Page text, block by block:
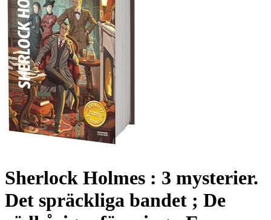
Sherlock Holmes : 3 mysterier.
Det spräckliga bandet ; De